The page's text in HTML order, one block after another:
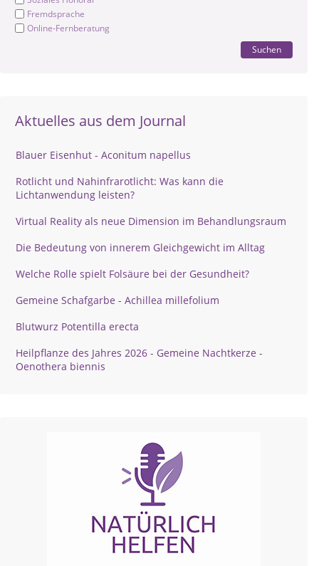
Fremdsprache
Online-Fernberatung
Suchen
Aktuelles aus dem Journal
Blauer Eisenhut - Aconitum napellus
Rotlicht und Nahinfrarotlicht: Was kann die
Lichtanwendung leisten?
Virtual Reality als neue Dimension im Behandlungsraum
Die Bedeutung von innerem Gleichgewicht im Alltag
Welche Rolle spielt Folsäure bei der Gesundheit?
Gemeine Schafgarbe - Achillea millefolium
Blutwurz Potentilla erecta
Heilpflanze des Jahres 2026 - Gemeine Nachtkerze -
Oenothera biennis